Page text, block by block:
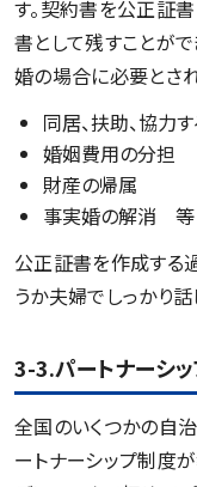
す。契約書を公正証
書として残すことが
婚の場合に必要とさ
同居、扶助、協力
婚姻費用の分担
財産の帰属
事実婚の解消 等
公正証書を作成する
うか夫婦でしっかり
3-3.パートナーシ
全国のいくつかの自
ートナーシップ制度